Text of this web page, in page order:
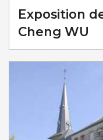
Exposition
Cheng WU